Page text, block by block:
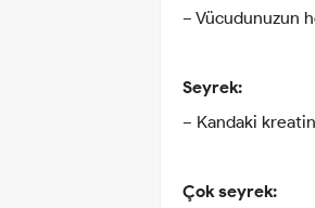
− Vücudunuzun
Seyrek:
− Kandaki
Çok seyrek: